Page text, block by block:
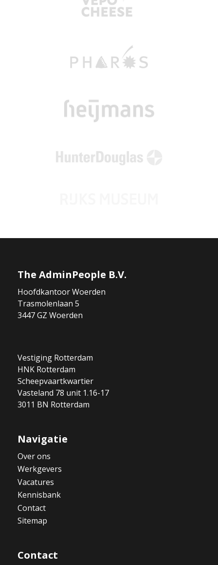
The AdminPeople B.V.
Hoofdkantoor Woerden
Trasmolenlaan 5
3447 GZ Woerden
Vestiging Rotterdam
HNK Rotterdam
Scheepvaartkwartier
Vasteland 78 unit 1.16-17
3011 BN Rotterdam
Navigatie
Over ons
Werkgevers
Vacatures
Kennisbank
Contact
Sitemap
Contact